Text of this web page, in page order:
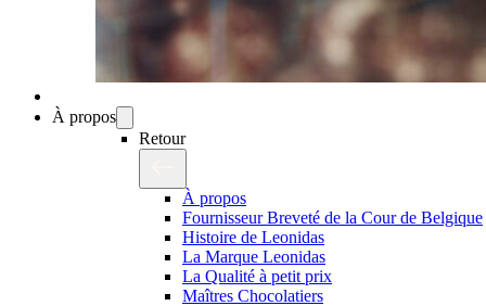
À propos
Retour
À propos
Fournisseur Breveté de la Cour de Belgique
Histoire de Leonidas
La Marque Leonidas
La Qualité à petit prix
Maîtres Chocolatiers